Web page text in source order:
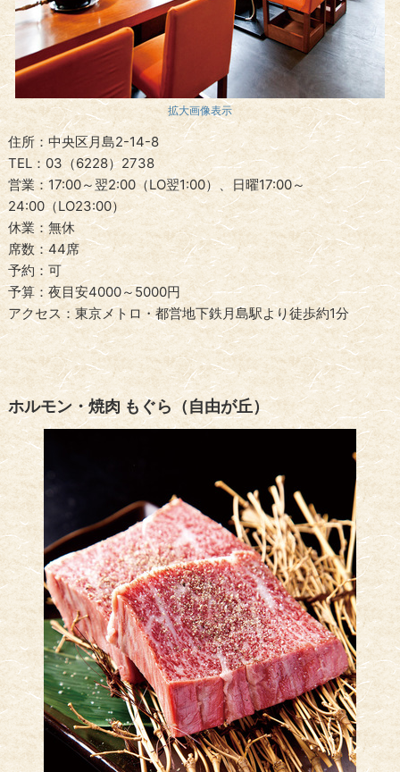
拡大画像表示
住所：中央区月島2-14-8
TEL：03（6228）2738
営業：17:00～翌2:00（LO翌1:00）、日曜17:00～
24:00（LO23:00）
休業：無休
席数：44席
予約：可
予算：夜目安4000～5000円
アクセス：東京メトロ・都営地下鉄月島駅より徒歩約1分
ホルモン・焼肉 もぐら（自由が丘）